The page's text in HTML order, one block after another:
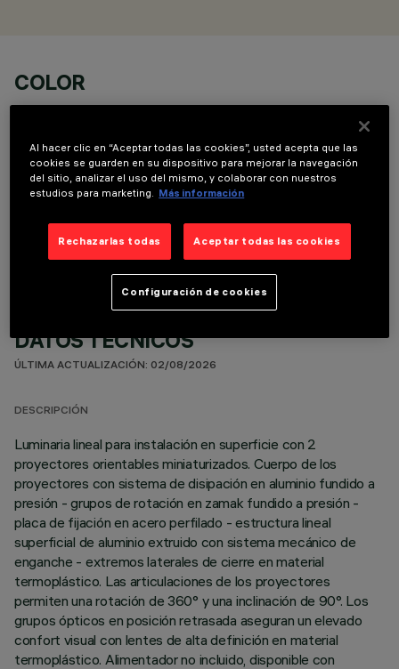
COLOR
DATOS TÉCNICOS
ÚLTIMA ACTUALIZACIÓN: 02/08/2026
DESCRIPCIÓN
Luminaria lineal para instalación en superficie con 2
proyectores orientables miniaturizados. Cuerpo de los
proyectores con sistema de disipación en aluminio fundido a
presión - grupos de rotación en zamak fundido a presión -
placa de fijación en acero perfilado - estructura lineal
superficial de aluminio extruido con sistema mecánico de
enganche - extremos laterales de cierre en material
termoplástico. Las articulaciones de los proyectores
permiten una rotación de 360° y una inclinación de 90°. Los
grupos ópticos en posición retrasada aseguran un elevado
confort visual con lentes de alta definición en material
termoplástico. Alimentador no incluido, disponible con
Al hacer clic en “Aceptar todas las cookies”, usted acepta que las
cookies se guarden en su dispositivo para mejorar la navegación
del sitio, analizar el uso del mismo, y colaborar con nuestros
estudios para marketing. Más información
Rechazarlas todas Aceptar todas las cookies
Configuración de cookies